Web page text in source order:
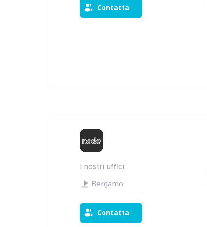
Contatta
I nostri uffici
Bergamo
Contatta